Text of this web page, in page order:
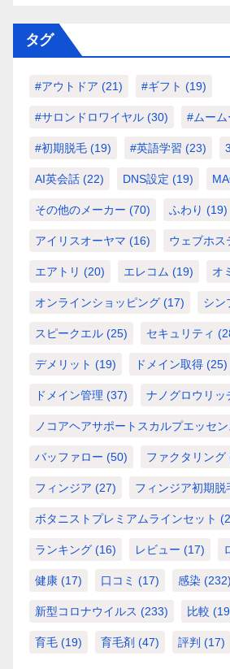
タグ
#アウトドア (21) #ギフト (19)
#サロンドロワイヤル (30) #ムーム
#初期脱毛 (19) #英語学習 (23)
AI英会話 (22) DNS設定 (19)
その他のメーカー (70) ふわり (19)
アイリスオーヤマ (16) ウェブホス
エアトリ (20) エレコム (19) オ
オンラインショッピング (17) シン
スピークエル (25) セキュリティ
デメリット (19) ドメイン取得 (25)
ドメイン管理 (37) ナノグロウリッ
ノコアヘアサポートスカルプエッセン
バッファロー (50) ファクタリング
フィンジア (27) フィンジア初期脱
ボタニストプレミアムラインセット
ランキング (16) レビュー (17)
健康 (17) 口コミ (17) 感染 (232)
新型コロナウイルス (233) 比較
育毛 (19) 育毛剤 (47) 評判 (17)